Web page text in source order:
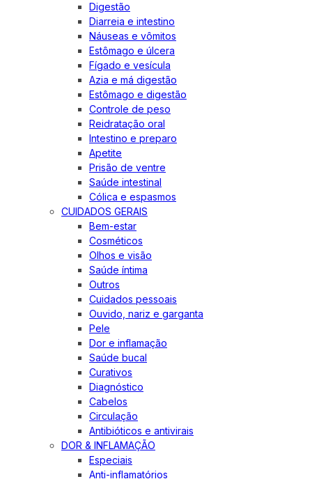
Digestão
Diarreia e intestino
Náuseas e vômitos
Estômago e úlcera
Fígado e vesícula
Azia e má digestão
Estômago e digestão
Controle de peso
Reidratação oral
Intestino e preparo
Apetite
Prisão de ventre
Saúde intestinal
Cólica e espasmos
CUIDADOS GERAIS
Bem-estar
Cosméticos
Olhos e visão
Saúde íntima
Outros
Cuidados pessoais
Ouvido, nariz e garganta
Pele
Dor e inflamação
Saúde bucal
Curativos
Diagnóstico
Cabelos
Circulação
Antibióticos e antivirais
DOR & INFLAMAÇÃO
Especiais
Anti-inflamatórios